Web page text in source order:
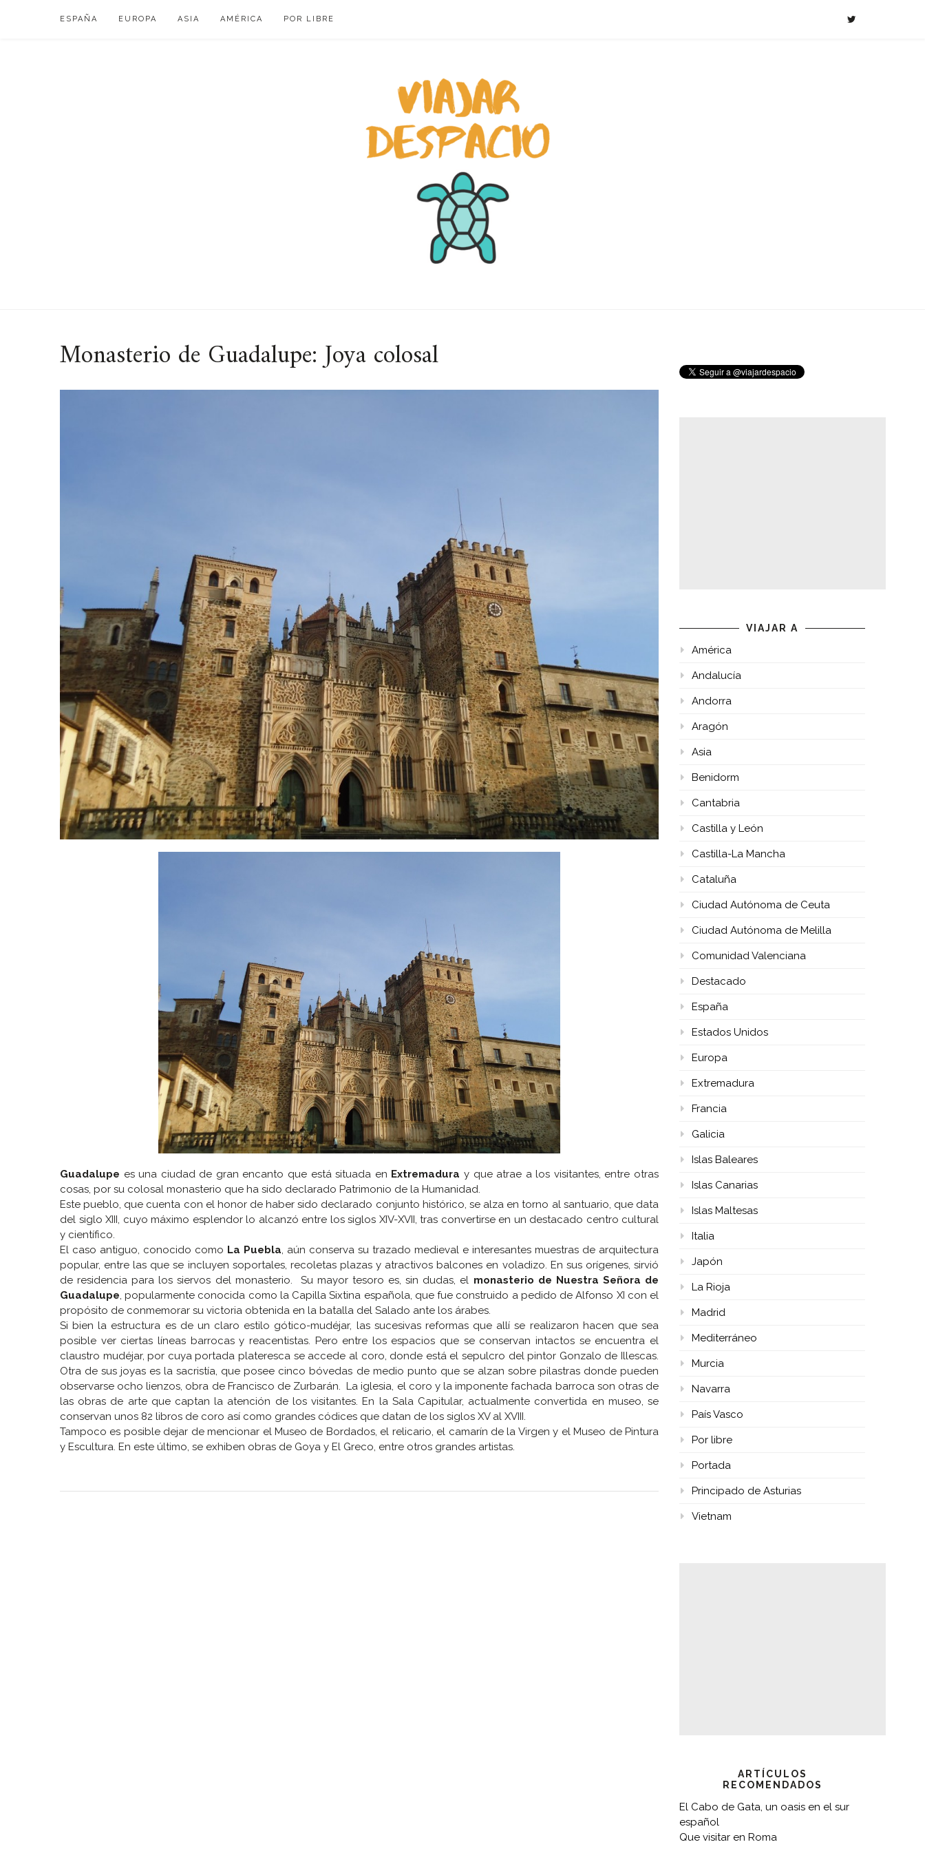
ESPAÑA EUROPA ASIA AMÉRICA POR LIBRE
Monasterio de Guadalupe: Joya colosal
Guadalupe es una ciudad de gran encanto que está situada en Extremadura y que atrae a los visitantes, entre otras
cosas, por su colosal monasterio que ha sido declarado Patrimonio de la Humanidad.
Este pueblo, que cuenta con el honor de haber sido declarado conjunto histórico, se alza en torno al santuario, que data
del siglo XIII, cuyo máximo esplendor lo alcanzó entre los siglos XIV-XVII, tras convertirse en un destacado centro cultural
y científico.
El caso antiguo, conocido como La Puebla, aún conserva su trazado medieval e interesantes muestras de arquitectura
popular, entre las que se incluyen soportales, recoletas plazas y atractivos balcones en voladizo. En sus orígenes, sirvió
de residencia para los siervos del monasterio. Su mayor tesoro es, sin dudas, el monasterio de Nuestra Señora de
Guadalupe, popularmente conocida como la Capilla Sixtina española, que fue construido a pedido de Alfonso XI con el
propósito de conmemorar su victoria obtenida en la batalla del Salado ante los árabes.
Si bien la estructura es de un claro estilo gótico-mudéjar, las sucesivas reformas que allí se realizaron hacen que sea
posible ver ciertas líneas barrocas y reacentistas. Pero entre los espacios que se conservan intactos se encuentra el
claustro mudéjar, por cuya portada plateresca se accede al coro, donde está el sepulcro del pintor Gonzalo de Illescas.
Otra de sus joyas es la sacristía, que posee cinco bóvedas de medio punto que se alzan sobre pilastras donde pueden
observarse ocho lienzos, obra de Francisco de Zurbarán. La iglesia, el coro y la imponente fachada barroca son otras de
las obras de arte que captan la atención de los visitantes. En la Sala Capitular, actualmente convertida en museo, se
conservan unos 82 libros de coro así como grandes códices que datan de los siglos XV al XVIII.
Tampoco es posible dejar de mencionar el Museo de Bordados, el relicario, el camarín de la Virgen y el Museo de Pintura
y Escultura. En este último, se exhiben obras de Goya y El Greco, entre otros grandes artistas.
VIAJAR A
América
Andalucía
Andorra
Aragón
Asia
Benidorm
Cantabria
Castilla y León
Castilla-La Mancha
Cataluña
Ciudad Autónoma de Ceuta
Ciudad Autónoma de Melilla
Comunidad Valenciana
Destacado
España
Estados Unidos
Europa
Extremadura
Francia
Galicia
Islas Baleares
Islas Canarias
Islas Maltesas
Italia
Japón
La Rioja
Madrid
Mediterráneo
Murcia
Navarra
País Vasco
Por libre
Portada
Principado de Asturias
Vietnam
ARTÍCULOS
RECOMENDADOS
El Cabo de Gata, un oasis en el sur
español
Que visitar en Roma